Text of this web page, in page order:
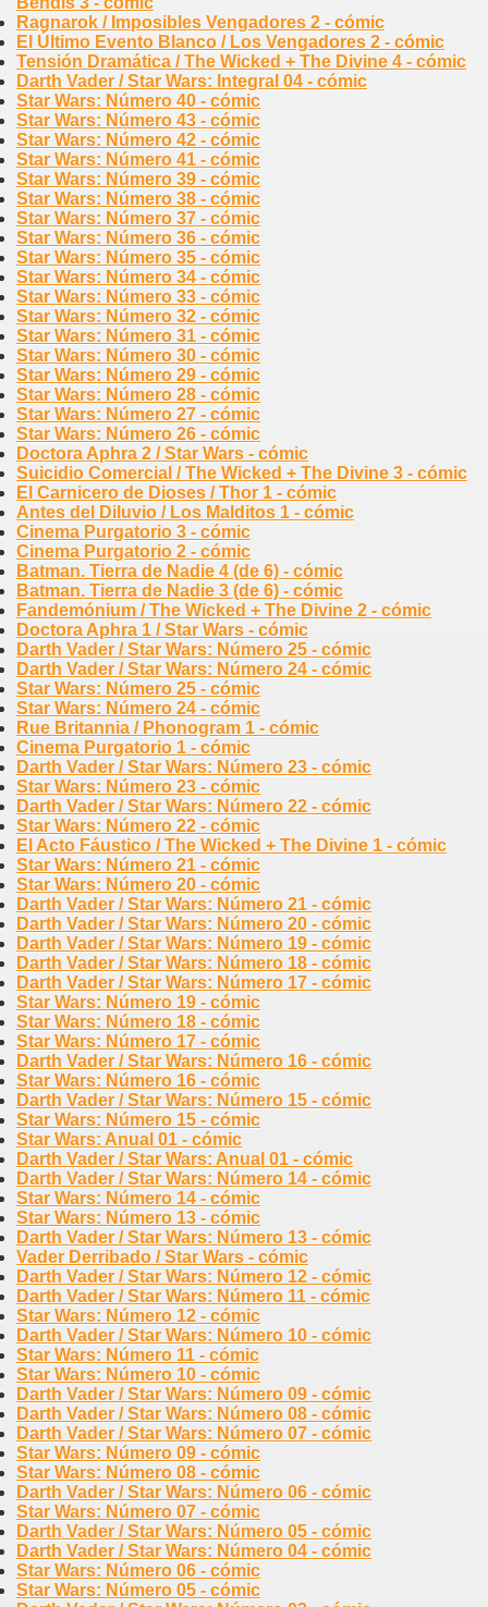
Ragnarok / Imposibles Vengadores 2 - cómic
El Último Evento Blanco / Los Vengadores 2 - cómic
Tensión Dramática / The Wicked + The Divine 4 - cómic
Darth Vader / Star Wars: Integral 04 - cómic
Star Wars: Número 40 - cómic
Star Wars: Número 43 - cómic
Star Wars: Número 42 - cómic
Star Wars: Número 41 - cómic
Star Wars: Número 39 - cómic
Star Wars: Número 38 - cómic
Star Wars: Número 37 - cómic
Star Wars: Número 36 - cómic
Star Wars: Número 35 - cómic
Star Wars: Número 34 - cómic
Star Wars: Número 33 - cómic
Star Wars: Número 32 - cómic
Star Wars: Número 31 - cómic
Star Wars: Número 30 - cómic
Star Wars: Número 29 - cómic
Star Wars: Número 28 - cómic
Star Wars: Número 27 - cómic
Star Wars: Número 26 - cómic
Doctora Aphra 2 / Star Wars - cómic
Suicidio Comercial / The Wicked + The Divine 3 - cómic
El Carnicero de Dioses / Thor 1 - cómic
Antes del Diluvio / Los Malditos 1 - cómic
Cinema Purgatorio 3 - cómic
Cinema Purgatorio 2 - cómic
Batman. Tierra de Nadie 4 (de 6) - cómic
Batman. Tierra de Nadie 3 (de 6) - cómic
Fandemónium / The Wicked + The Divine 2 - cómic
Doctora Aphra 1 / Star Wars - cómic
Darth Vader / Star Wars: Número 25 - cómic
Darth Vader / Star Wars: Número 24 - cómic
Star Wars: Número 25 - cómic
Star Wars: Número 24 - cómic
Rue Britannia / Phonogram 1 - cómic
Cinema Purgatorio 1 - cómic
Darth Vader / Star Wars: Número 23 - cómic
Star Wars: Número 23 - cómic
Darth Vader / Star Wars: Número 22 - cómic
Star Wars: Número 22 - cómic
El Acto Fáustico / The Wicked + The Divine 1 - cómic
Star Wars: Número 21 - cómic
Star Wars: Número 20 - cómic
Darth Vader / Star Wars: Número 21 - cómic
Darth Vader / Star Wars: Número 20 - cómic
Darth Vader / Star Wars: Número 19 - cómic
Darth Vader / Star Wars: Número 18 - cómic
Darth Vader / Star Wars: Número 17 - cómic
Star Wars: Número 19 - cómic
Star Wars: Número 18 - cómic
Star Wars: Número 17 - cómic
Darth Vader / Star Wars: Número 16 - cómic
Star Wars: Número 16 - cómic
Darth Vader / Star Wars: Número 15 - cómic
Star Wars: Número 15 - cómic
Star Wars: Anual 01 - cómic
Darth Vader / Star Wars: Anual 01 - cómic
Darth Vader / Star Wars: Número 14 - cómic
Star Wars: Número 14 - cómic
Star Wars: Número 13 - cómic
Darth Vader / Star Wars: Número 13 - cómic
Vader Derribado / Star Wars - cómic
Darth Vader / Star Wars: Número 12 - cómic
Darth Vader / Star Wars: Número 11 - cómic
Star Wars: Número 12 - cómic
Darth Vader / Star Wars: Número 10 - cómic
Star Wars: Número 11 - cómic
Star Wars: Número 10 - cómic
Darth Vader / Star Wars: Número 09 - cómic
Darth Vader / Star Wars: Número 08 - cómic
Darth Vader / Star Wars: Número 07 - cómic
Star Wars: Número 09 - cómic
Star Wars: Número 08 - cómic
Darth Vader / Star Wars: Número 06 - cómic
Star Wars: Número 07 - cómic
Darth Vader / Star Wars: Número 05 - cómic
Darth Vader / Star Wars: Número 04 - cómic
Star Wars: Número 06 - cómic
Star Wars: Número 05 - cómic